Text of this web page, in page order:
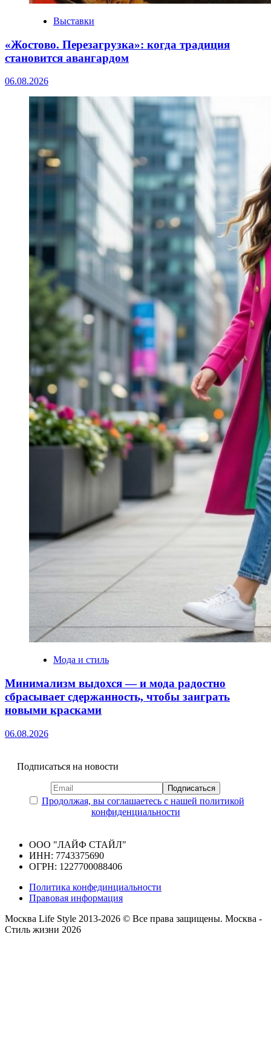
Выставки
«Жостово. Перезагрузка»: когда традиция
становится авангардом
06.08.2026
Мода и стиль
Минимализм выдохся — и мода радостно
сбрасывает сдержанность, чтобы заиграть
новыми красками
06.08.2026
Подписаться на новости
Продолжая, вы соглашаетесь с нашей политикой
конфиденциальности
ООО "ЛАЙФ СТАЙЛ"
ИНН: 7743375690
ОГРН: 1227700088406
Политика конфединциальности
Правовая информация
Москва Life Style 2013-2026 © Все права защищены. Москва -
Стиль жизни 2026